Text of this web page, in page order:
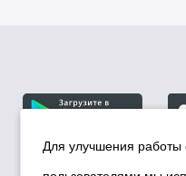
Для улучшения работы